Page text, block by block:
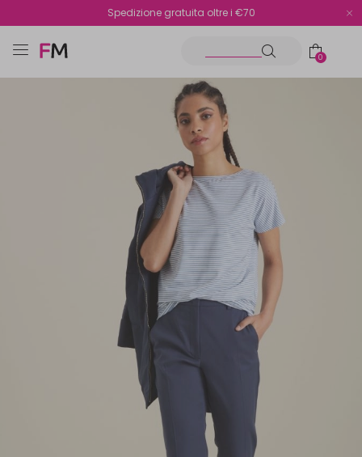
Reso facile e veloce
Spedizione gratuita oltre i €70
0